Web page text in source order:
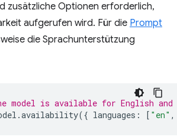
zusätzliche Optionen erforderlich,
aufgerufen wird. Für die Prompt
die Sprachunterstützung
model is available for English and
.availability({ languages : [ "en" ,